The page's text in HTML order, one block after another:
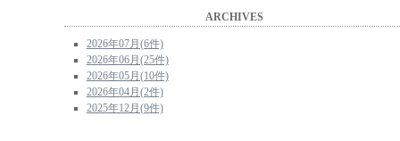
ARCHIVES
2026年07月(6件)
2026年06月(25件)
2026年05月(10件)
2026年04月(2件)
2025年12月(9件)